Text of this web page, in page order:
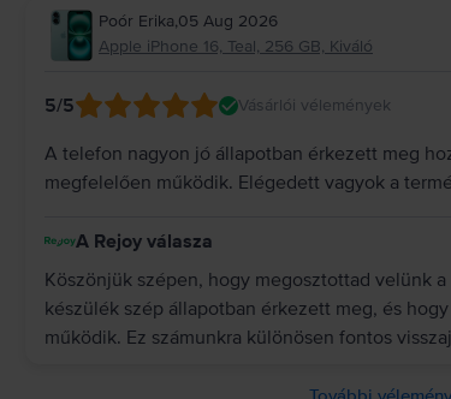
Poór Erika,05 Aug 2026
Apple iPhone 16, Teal, 256 GB, Kiváló
5/5 Vásárlói vélemények
A telefon nagyon jó állapotban érkezett meg
megfelelően működik. Elégedett vagyok a
A Rejoy válasza
Köszönjük szépen, hogy megosztottad velünk
készülék szép állapotban érkezett meg, és
működik. Ez számunkra különösen fontos